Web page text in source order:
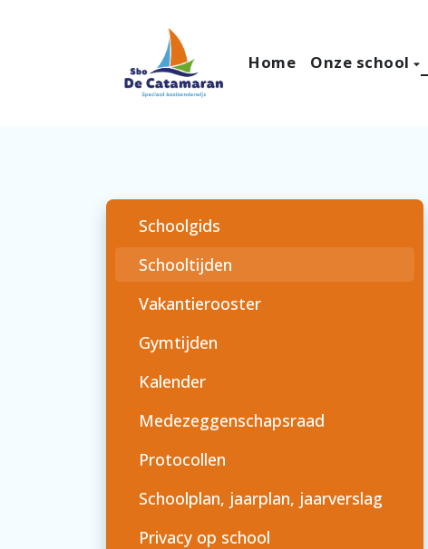
Home Onze school
Schoolgids
Schooltijden
Vakantierooster
Gymtijden
Kalender
Medezeggenschapsraad
Protocollen
Schoolplan, jaarplan, jaarverslag
Privacy op school